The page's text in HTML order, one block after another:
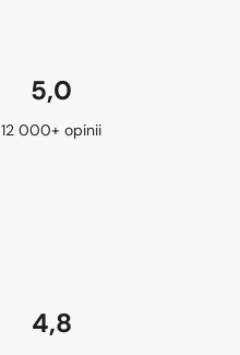
5,0
12 000+ opinii
4,8